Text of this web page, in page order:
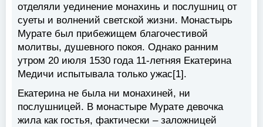
отделяли уединение монахинь и послушниц от
суеты и волнений светской жизни. Монастырь
Мурате был прибежищем благочестивой
молитвы, душевного покоя. Однако ранним
утром 20 июля 1530 года 11-летняя Екатерина
Медичи испытывала только ужас[1].
Екатерина не была ни монахиней, ни
послушницей. В монастыре Мурате девочка
жила как гостья, фактически – заложницей